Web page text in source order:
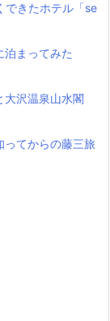
できたホテル「se
泊まってみた
大沢温泉山水閣
ってからの藤三旅